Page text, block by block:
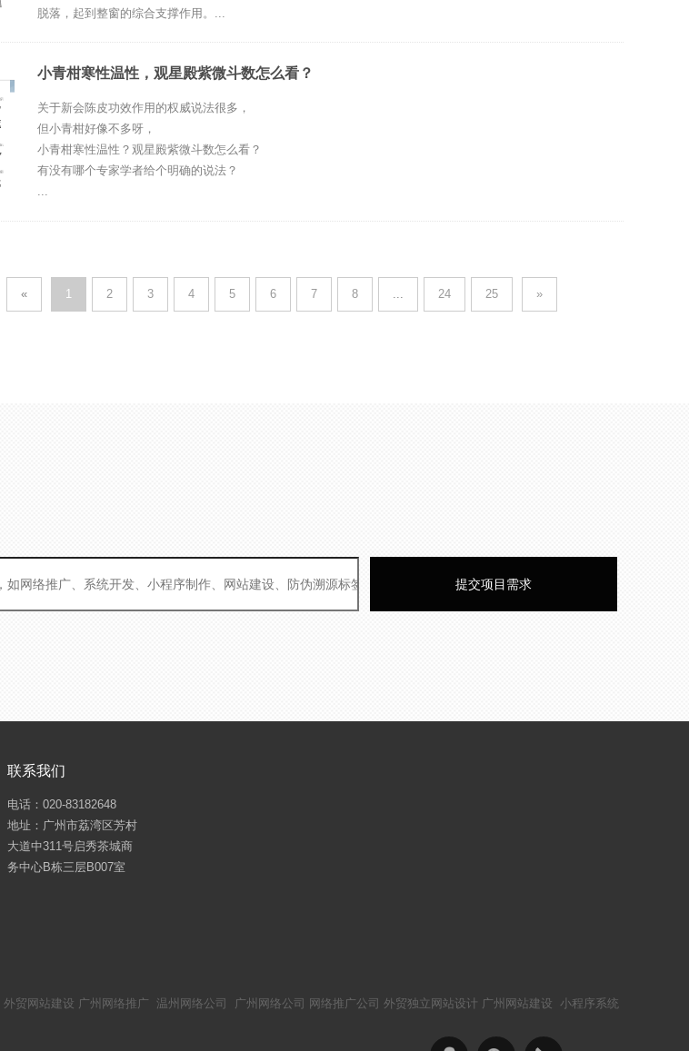
脱落，起到整窗的综合支撑作用。...
小青柑寒性温性，观星殿紫微斗数怎么看？
关于新会陈皮功效作用的权威说法很多，
但小青柑好像不多呀，
小青柑寒性温性？观星殿紫微斗数怎么看？
有没有哪个专家学者给个明确的说法？
« 1 2 3 4 5 6 7 8 ... 24 25 »
联系我们
电话：020-83182648
地址：广州市荔湾区芳村
大道中311号启秀茶城商
务中心B栋三层B007室
外贸网站建设 广州网络推广 温州网络公司 广州网络公司 网络推广公司 外贸独立网站设计 广州网站建设 小程序系统